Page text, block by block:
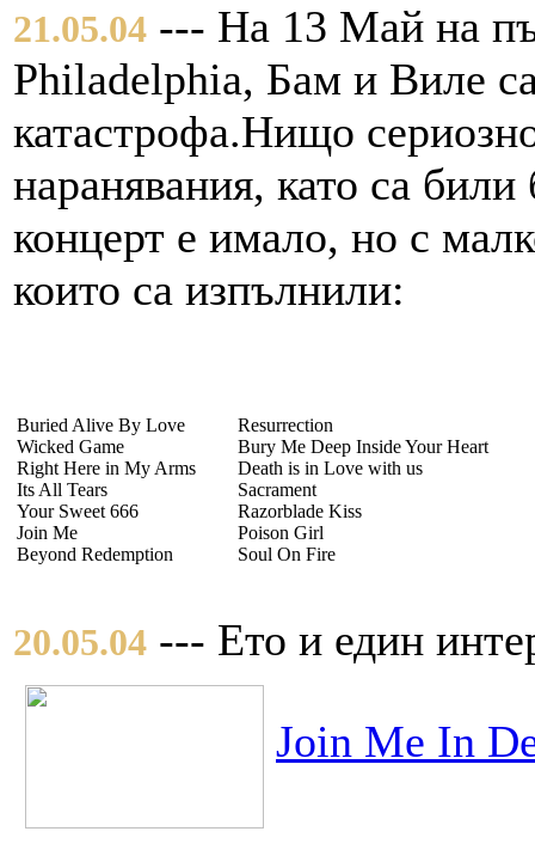
21.05.04 --- На 13 Май на
Philadelphia, Бам и Виле
катастрофа.Нищо
наранявания, като са
концерт е имало, но с
които са изпълнили:
Buried Alive By Love
Wicked Game
Right Here in My Arms
Its All Tears
Your Sweet 666
Join Me
Beyond Redemption
Resurrection
Bury Me Deep Inside Your Heart
Death is in Love with us
Sacrament
Razorblade Kiss
Poison Girl
Soul On Fire
20.05.04 --- Ето и един
Join Me In